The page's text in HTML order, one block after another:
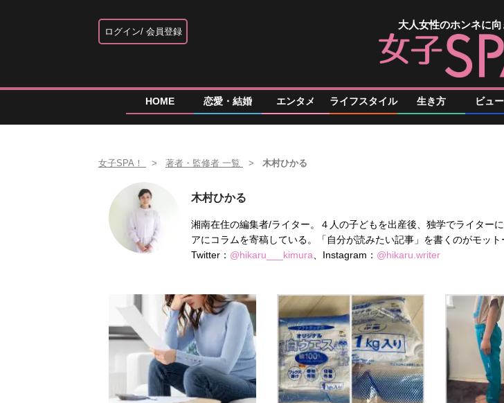
ログイン 会員登録
大人女性のホンネに向
HOME 恋愛・結婚 エンタメ ライフスタイル 生き方 ビュ
女子SPA！ 著者・監修者 一覧 木村ひかる
木村ひかる
湘南在住の編集者/ライター。４人の子どもを出産後、独学でライター
アにコラムを寄稿している。「自分が読みたい記事」を書くのがモット
Twitter： @hikaru___kimura 、Instagram： @hikaru.writer